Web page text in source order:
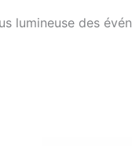
lumineuse des